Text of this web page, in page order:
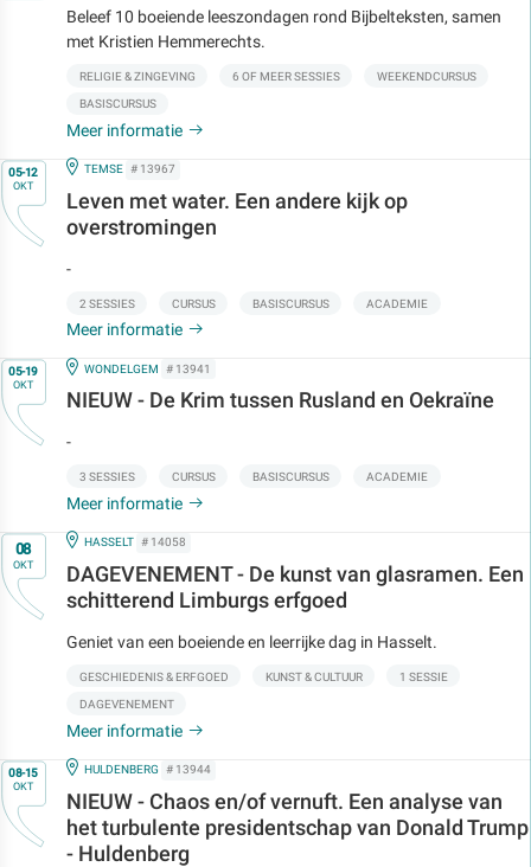
Beleef 10 boeiende leeszondagen rond Bijbelteksten, samen
met Kristien Hemmerechts.
RELIGIE & ZINGEVING 6 OF MEER SESSIES WEEKENDCURSUS
BASISCURSUS
Meer informatie
Op05-12
OKT
IN
TEMSE # 13967
Leven met water. Een andere kijk op
overstromingen
-
2 SESSIES CURSUS BASISCURSUS ACADEMIE
Meer informatie
Op05-19
OKT
IN
WONDELGEM # 13941
NIEUW - De Krim tussen Rusland en Oekraïne
-
3 SESSIES CURSUS BASISCURSUS ACADEMIE
Meer informatie
Op08
OKT
IN
HASSELT # 14058
DAGEVENEMENT - De kunst van glasramen. Een
schitterend Limburgs erfgoed
Geniet van een boeiende en leerrijke dag in Hasselt.
GESCHIEDENIS & ERFGOED KUNST & CULTUUR 1 SESSIE
DAGEVENEMENT
Meer informatie
Op08-15
OKT
IN
HULDENBERG # 13944
NIEUW - Chaos en/of vernuft. Een analyse van
het turbulente presidentschap van Donald Trump
- Huldenberg